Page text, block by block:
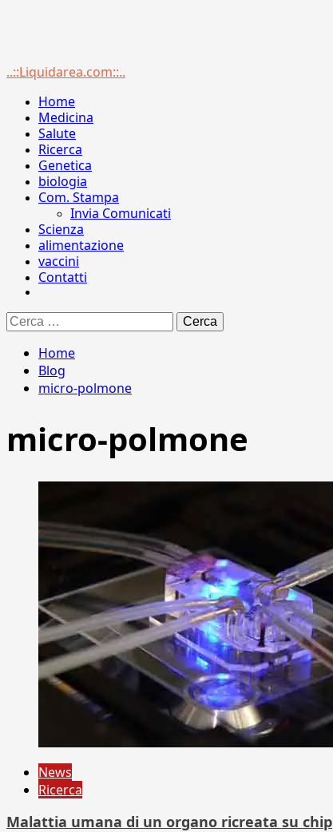
Menu
..::Liquidarea.com::..
Home
Medicina
Salute
Ricerca
Genetica
biologia
Com. Stampa
Invia Comunicati
Scienza
alimentazione
vaccini
Contatti
Ricerca
per:
Home
Blog
micro-polmone
micro-polmone
News
Ricerca
Malattia umana di un organo ricreata su chip